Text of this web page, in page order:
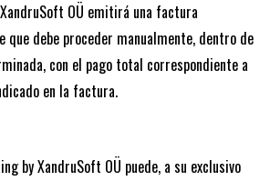
OÜ emitirá una factura
que debe proceder manualmente, dentro de
con el pago total correspondiente a
en la factura.
by XandruSoft OÜ puede, a su exclusivo